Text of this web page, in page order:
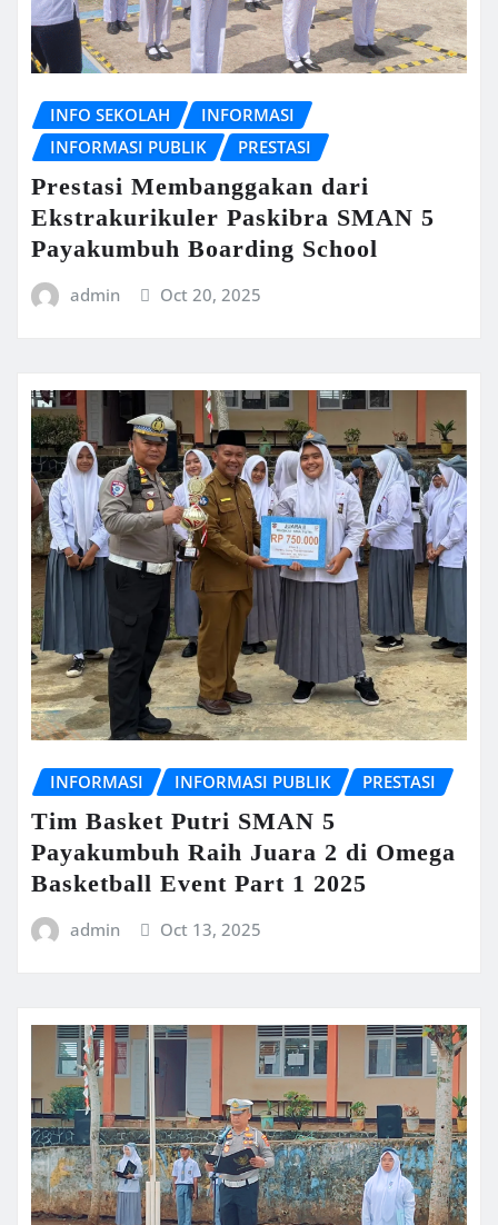
INFO SEKOLAH
INFORMASI
INFORMASI PUBLIK
PRESTASI
Prestasi Membanggakan dari
Ekstrakurikuler Paskibra SMAN 5
Payakumbuh Boarding School
admin Oct 20, 2025
INFORMASI INFORMASI PUBLIK PRESTASI
Tim Basket Putri SMAN 5
Payakumbuh Raih Juara 2 di Omega
Basketball Event Part 1 2025
admin Oct 13, 2025